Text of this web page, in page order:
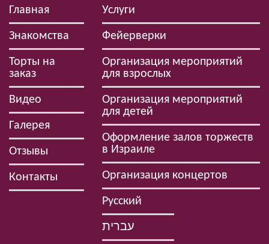
Главная
Знакомства
Торты на
заказ
Видео
Галерея
Отзывы
Контакты
Услуги
Фейерверки
Организация мероприятий
для взрослых
Организация мероприятий
для детей
Оформление залов торжеств
в Израиле
Организация концертов
Русский
עברית